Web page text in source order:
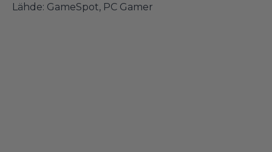
Lähde: GameSpot, PC Gamer